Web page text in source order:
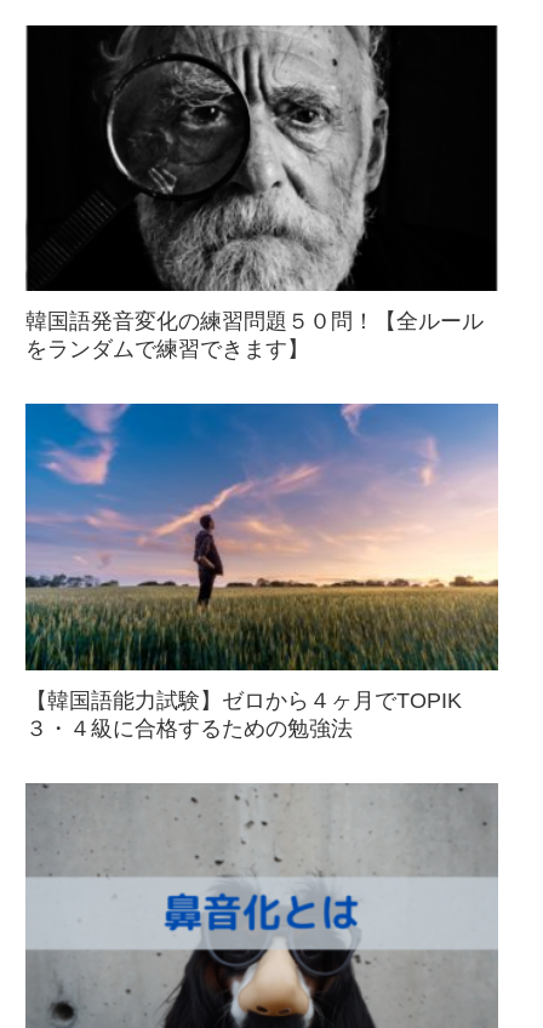
韓国語発音変化の練習問題５０問！【全ルール
をランダムで練習できます】
【韓国語能力試験】ゼロから４ヶ月でTOPIK
３・４級に合格するための勉強法